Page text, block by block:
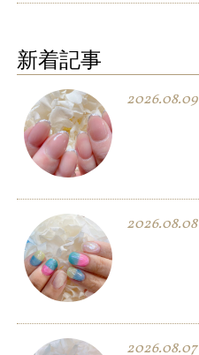
新着記事
2026.08.09
2026.08.08
2026.08.07